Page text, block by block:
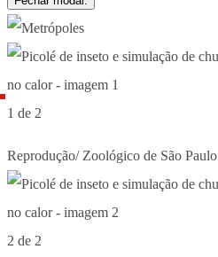
1 de 2
Reprodução/ Zoológico de São Paulo
2 de 2